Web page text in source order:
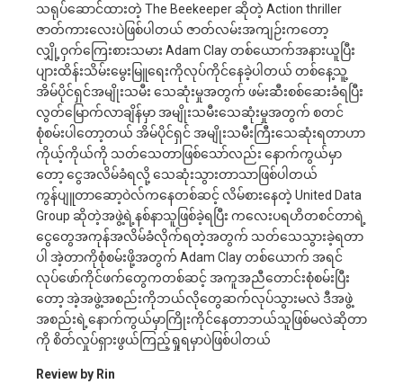
သရုပ်ဆောင်ထားတဲ့ The Beekeeper ဆိုတဲ့ Action thriller
ဇာတ်ကားလေးပဲဖြစ်ပါတယ် ဇာတ်လမ်းအကျဉ်းကတော့
လျှို့ဝှက်ကြေးစားသမား Adam Clay တစ်ယောက်အနားယူပြီး
ပျားထိန်းသိမ်းမွေးမြူရေးကိုလုပ်ကိုင်နေခဲ့ပါတယ် တစ်နေ့သူ့
အိမ်ပိုင်ရှင်အမျိုးသမီး သေဆုံးမှုအတွက် ဖမ်းဆီးစစ်ဆေးခံရပြီး
လွတ်မြောက်လာချိန်မှာ အမျိုးသမီးသေဆုံးမှုအတွက် စတင်
စုံစမ်းပါတော့တယ် အိမ်ပိုင်ရှင် အမျိုးသမီးကြီးသေဆုံးရတာဟာ
ကိုယ့်ကိုယ်ကို သတ်သေတာဖြစ်သော်လည်း နောက်ကွယ်မှာ
တော့ ငွေအလိမ်ခံရလို့ သေဆုံးသွားတာသာဖြစ်ပါတယ်
ကွန်ပျူတာဆော့ဝဲလ်ကနေတစ်ဆင့် လိမ်စားနေတဲ့ United Data
Group ဆိုတဲ့အဖွဲ့ရဲ့နစ်နာသူဖြစ်ခဲ့ရပြီး ကလေးပရဟိတစင်တာရဲ့
ငွေတွေအကုန်အလိမ်ခံလိုက်ရတဲ့အတွက် သတ်သေသွားခဲ့ရတာ
ပါ အဲ့တာကိုစုံစမ်းဖို့အတွက် Adam Clay တစ်ယောက် အရင်
လုပ်ဖော်ကိုင်ဖက်တွေကတစ်ဆင့် အကူအညီတောင်းစုံစမ်းပြီး
တော့ အဲ့အဖွဲ့အစည်းကိုဘယ်လိုတွေဆက်လုပ်သွားမလဲ ဒီအဖွဲ့
အစည်းရဲ့နောက်ကွယ်မှာကြိုးကိုင်နေတာဘယ်သူဖြစ်မလဲဆိုတာ
ကို စိတ်လှုပ်ရှားဖွယ်ကြည့်ရှုရမှာပဲဖြစ်ပါတယ်
Review by Rin